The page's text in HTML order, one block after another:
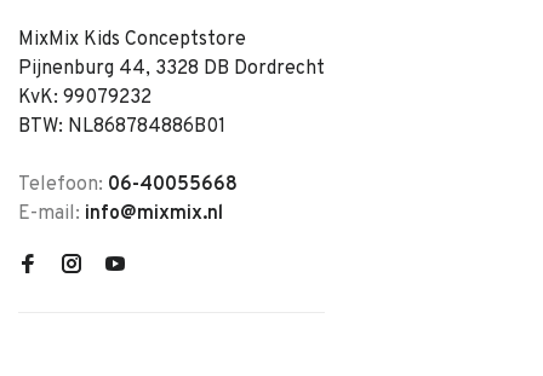
MixMix Kids Conceptstore
Pijnenburg 44, 3328 DB Dordrecht
KvK: 99079232
BTW: NL868784886B01
Telefoon: 06-40055668
E-mail: info@mixmix.nl